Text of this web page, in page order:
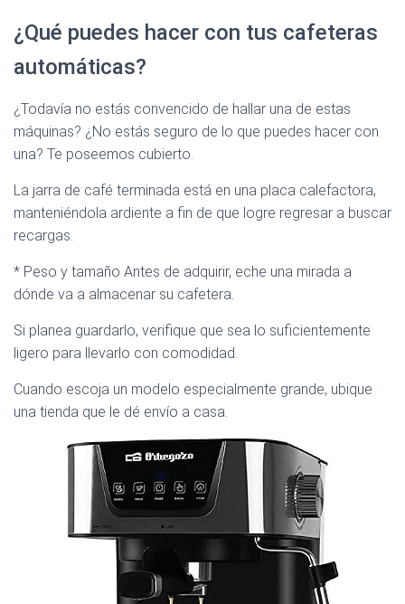
¿Qué puedes hacer con tus cafeteras
automáticas?
¿Todavía no estás convencido de hallar una de estas
máquinas? ¿No estás seguro de lo que puedes hacer con
una? Te poseemos cubierto.
La jarra de café terminada está en una placa calefactora,
manteniéndola ardiente a fin de que logre regresar a buscar
recargas.
* Peso y tamaño Antes de adquirir, eche una mirada a
dónde va a almacenar su cafetera.
Si planea guardarlo, verifique que sea lo suficientemente
ligero para llevarlo con comodidad.
Cuando escoja un modelo especialmente grande, ubique
una tienda que le dé envío a casa.